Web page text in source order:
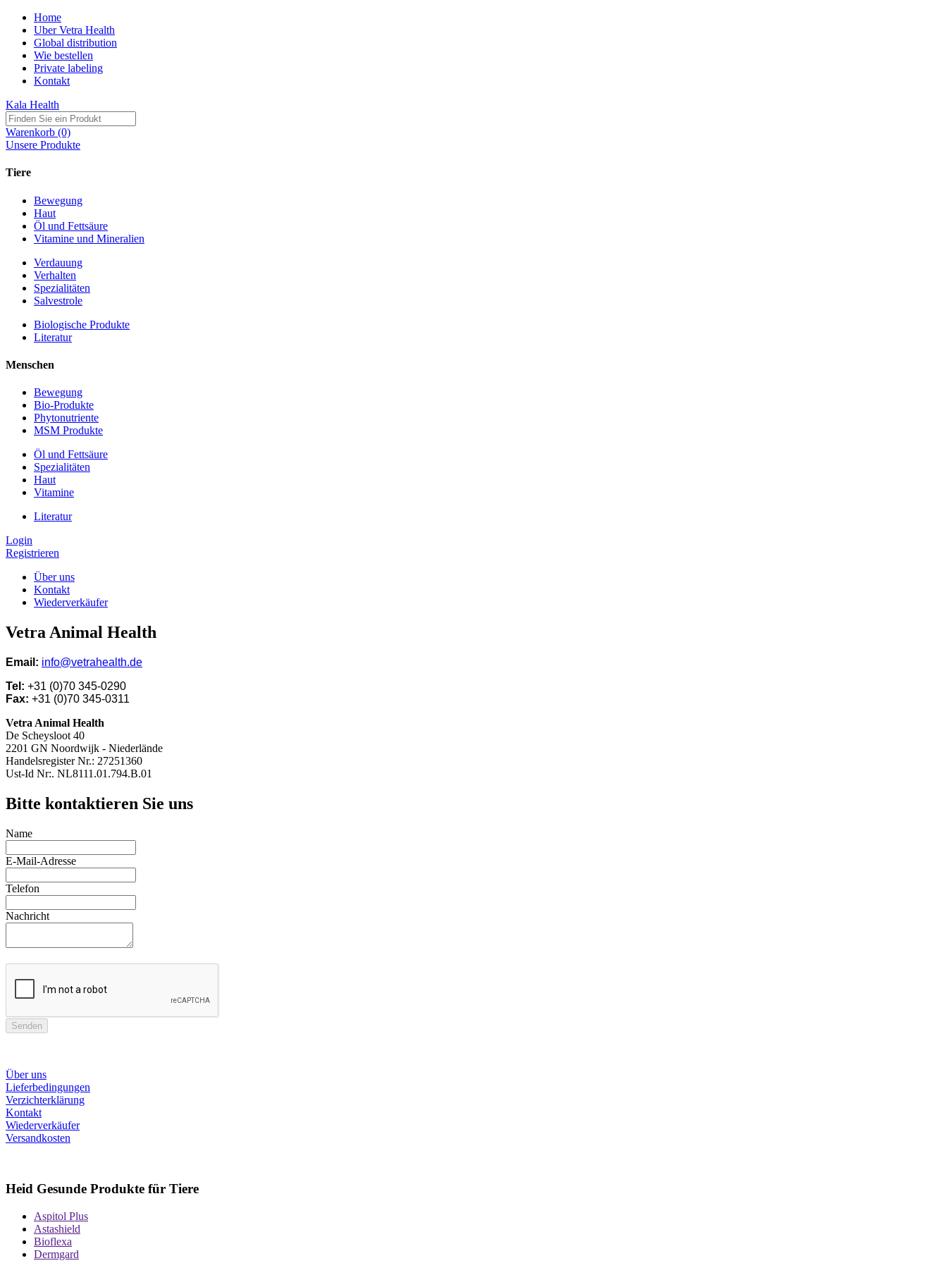
Home
Uber Vetra Health
Global distribution
Wie bestellen
Private labeling
Kontakt
Kala Health
Warenkorb (0)
Unsere Produkte
Tiere
Bewegung
Haut
Öl und Fettsäure
Vitamine und Mineralien
Verdauung
Verhalten
Spezialitäten
Salvestrole
Biologische Produkte
Literatur
Menschen
Bewegung
Bio-Produkte
Phytonutriente
MSM Produkte
Öl und Fettsäure
Spezialitäten
Haut
Vitamine
Literatur
Login
Registrieren
Über uns
Kontakt
Wiederverkäufer
Vetra Animal Health
Email: info@vetrahealth.de
Tel: +31 (0)70 345-0290
Fax: +31 (0)70 345-0311
Vetra Animal Health
De Scheysloot 40
2201 GN Noordwijk - Niederlände
Handelsregister Nr.: 27251360
Ust-Id Nr:. NL8111.01.794.B.01
Bitte kontaktieren Sie uns
Name
E-Mail-Adresse
Telefon
Nachricht
Senden
Über uns
Lieferbedingungen
Verzichterklärung
Kontakt
Wiederverkäufer
Versandkosten
Heid Gesunde Produkte für Tiere
Aspitol Plus
Astashield
Bioflexa
Dermgard